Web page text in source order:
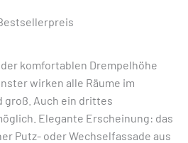
komfortablen Drempelhöhe
wirken alle Räume im
groß. Auch ein drittes
Elegante Erscheinung: das
Putz- oder Wechselfassade aus